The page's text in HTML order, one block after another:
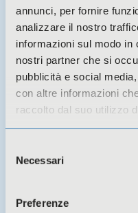
annunci, per fornire
analizzare il nostro
informazioni sul modo
nostri partner che si
pubblicità e social
con altre informazioni
raccolto dal suo utilizzo
delNecessari
Preferenze
MODIFICHE